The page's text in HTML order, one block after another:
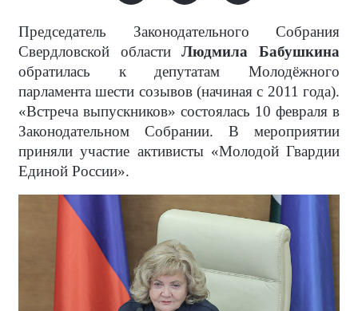
Председатель Законодательного Собрания
Свердловской областиЛюдмила Бабушкина
обратилась к депутатам Молодёжного
парламента шести созывов (начиная с 2011 года).
«Встреча выпускников» состоялась 10 февраля в
Законодательном Собрании. В мероприятии
приняли участие активисты «Молодой Гвардии
Единой России».